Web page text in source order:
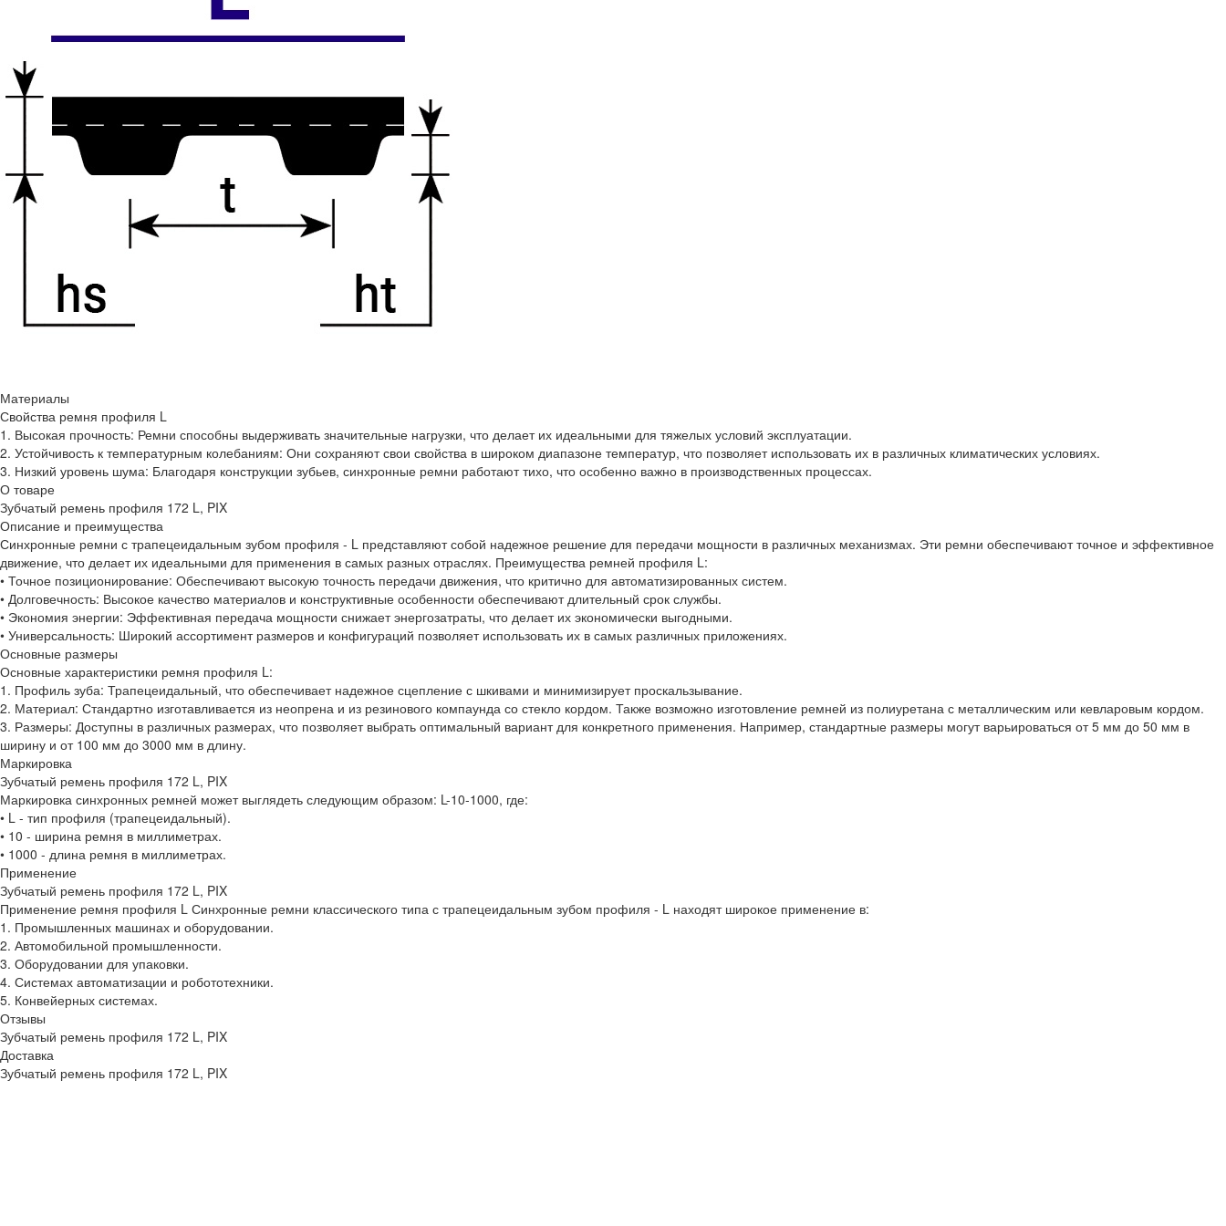
Материалы
Свойства ремня профиля L
1. Высокая прочность: Ремни способны выдерживать значительные нагрузки, что делает их идеальными для тяжелых условий эксплуатации.
2. Устойчивость к температурным колебаниям: Они сохраняют свои свойства в широком диапазоне температур, что позволяет использовать их в различных климатических условиях.
3. Низкий уровень шума: Благодаря конструкции зубьев, синхронные ремни работают тихо, что особенно важно в производственных процессах.
О товаре
Зубчатый ремень профиля 172 L, PIX
Описание и преимущества
Синхронные ремни с трапецеидальным зубом профиля - L представляют собой надежное решение для передачи мощности в различных механизмах. Эти ремни обеспечивают точное и эффективное
движение, что делает их идеальными для применения в самых разных отраслях. Преимущества ремней профиля L:
• Точное позиционирование: Обеспечивают высокую точность передачи движения, что критично для автоматизированных систем.
• Долговечность: Высокое качество материалов и конструктивные особенности обеспечивают длительный срок службы.
• Экономия энергии: Эффективная передача мощности снижает энергозатраты, что делает их экономически выгодными.
• Универсальность: Широкий ассортимент размеров и конфигураций позволяет использовать их в самых различных приложениях.
Основные размеры
Основные характеристики ремня профиля L:
1. Профиль зуба: Трапецеидальный, что обеспечивает надежное сцепление с шкивами и минимизирует проскальзывание.
2. Материал: Стандартно изготавливается из неопрена и из резинового компаунда со стекло кордом. Также возможно изготовление ремней из полиуретана с металлическим или кевларовым кордом.
3. Размеры: Доступны в различных размерах, что позволяет выбрать оптимальный вариант для конкретного применения. Например, стандартные размеры могут варьироваться от 5 мм до 50 мм в
ширину и от 100 мм до 3000 мм в длину.
Маркировка
Зубчатый ремень профиля 172 L, PIX
Маркировка синхронных ремней может выглядеть следующим образом: L-10-1000, где:
• L - тип профиля (трапецеидальный).
• 10 - ширина ремня в миллиметрах.
• 1000 - длина ремня в миллиметрах.
Применение
Зубчатый ремень профиля 172 L, PIX
Применение ремня профиля L Синхронные ремни классического типа с трапецеидальным зубом профиля - L находят широкое применение в:
1. Промышленных машинах и оборудовании.
2. Автомобильной промышленности.
3. Оборудовании для упаковки.
4. Системах автоматизации и робототехники.
5. Конвейерных системах.
Отзывы
Зубчатый ремень профиля 172 L, PIX
Доставка
Зубчатый ремень профиля 172 L, PIX